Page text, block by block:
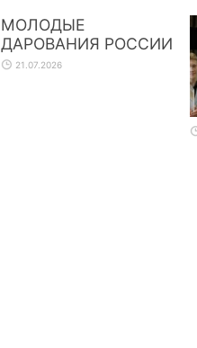
МОЛОДЫЕ
ДАРОВАНИЯ РОССИИ
21.07.2026